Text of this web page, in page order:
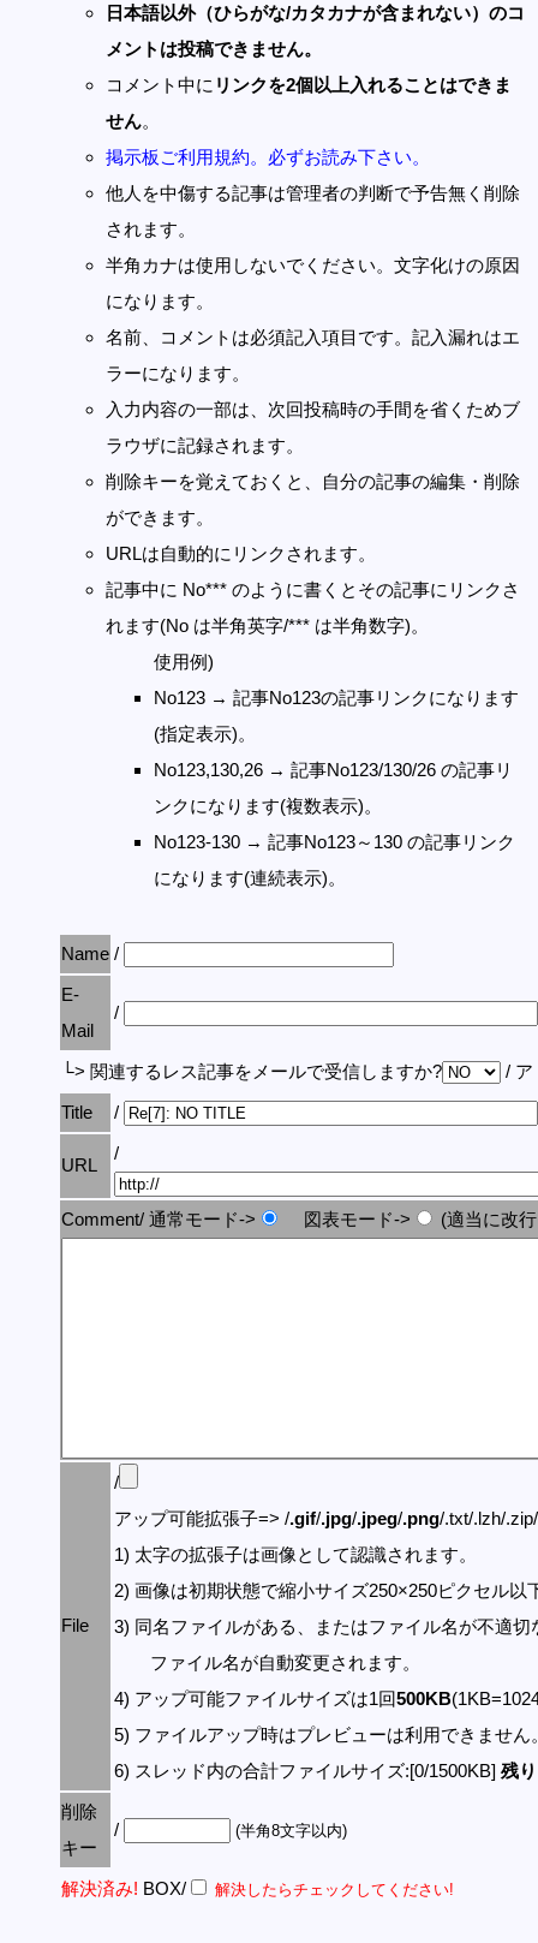
日本語以外（ひらがな/カタカナが含まれない）のコ
メントは投稿できません。
コメント中に リンクを2個以上入れることはできま
せん。
掲示板ご利用規約。必ずお読み下さい。
他人を中傷する記事は管理者の判断で予告無く削除
されます。
半角カナは使用しないでください。文字化けの原因
になります。
名前、コメントは必須記入項目です。記入漏れはエ
ラーになります。
入力内容の一部は、次回投稿時の手間を省くためブ
ラウザに記録されます。
削除キーを覚えておくと、自分の記事の編集・削除
ができます。
URLは自動的にリンクされます。
記事中に No*** のように書くとその記事にリンクさ
れます(No は半角英字/*** は半角数字)。
使用例)
No123 → 記事No123の記事リンクになります
(指定表示)。
No123,130,26 → 記事No123/130/26 の記事リ
ンクになります(複数表示)。
No123-130 → 記事No123～130 の記事リンク
になります(連続表示)。
Name /
E-
Mail
/
└> 関連するレス記事をメールで受信しますか?
/ ア
Title
/
URL
/
Comment/ 通常モード-> 図表モード-> (適当に改
File
/
アップ可能拡張子=> /.gif/.jpg/.jpeg/.png/.txt/.lzh/
1) 太字の拡張子は画像として認識されます。
2) 画像は初期状態で縮小サイズ250×250ピクセル以
3) 同名ファイルがある、またはファイル名が不適切
ファイル名が自動変更されます。
4) アップ可能ファイルサイズは1回500KB
5) ファイルアップ時はプレビューは利用できません
6) スレッド内の合計ファイルサイズ:[0/1500KB] 残
削除
キー
/ (半角8文字以内)
解決済み! BOX/ 解決したらチェックしてください!